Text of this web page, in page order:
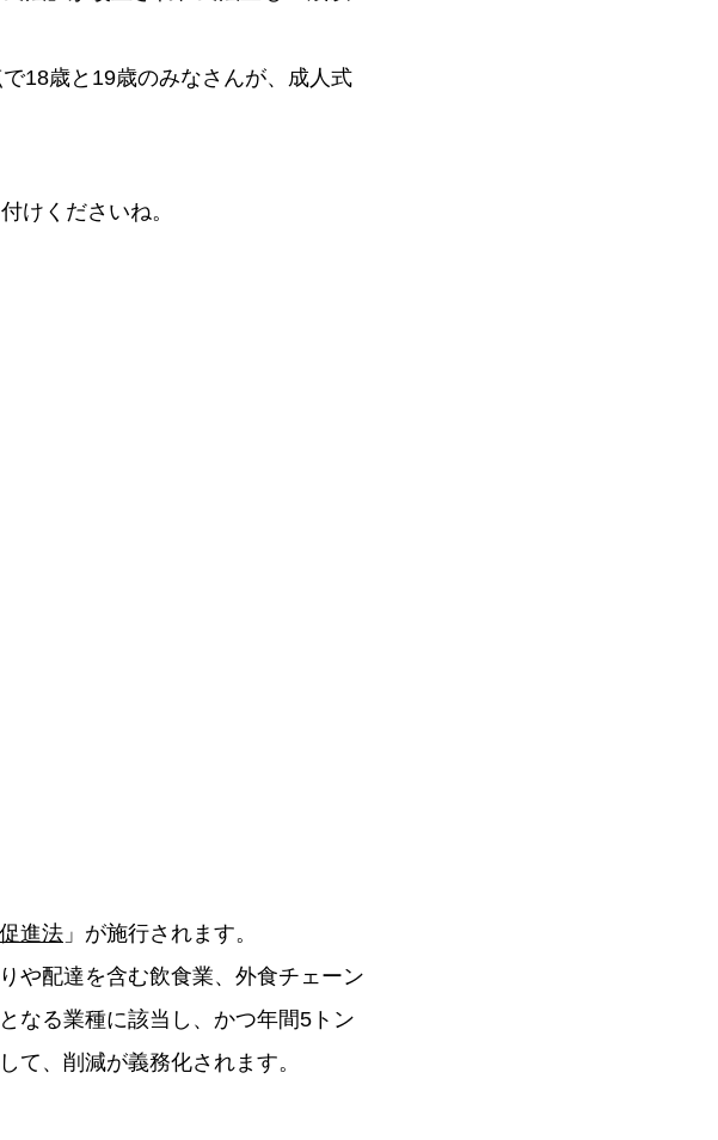
18歳と19歳のみなさんが、成人式
けくださいね。
進法 」が施行されます。
や配達を含む飲食業、外食チェーン
なる業種に該当し、かつ年間5トン
て、削減が義務化されます。